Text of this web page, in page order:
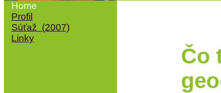
Home
Profil
Súťaž (2007)
Linky
Čo